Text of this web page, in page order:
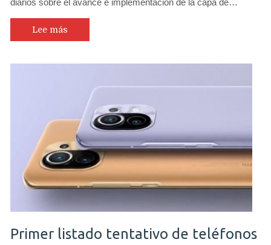
Lee más
Primer listado tentativo de teléfonos